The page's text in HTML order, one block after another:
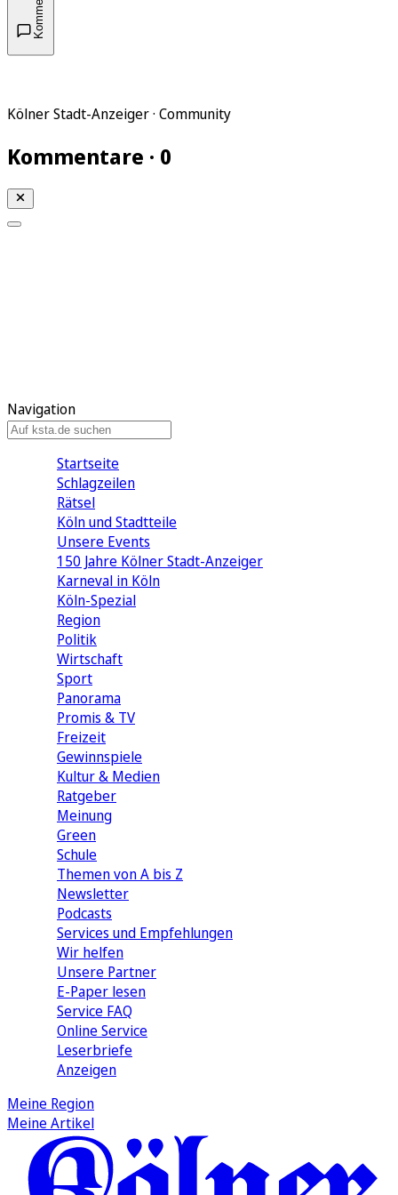
Kölner Stadt-Anzeiger · Community
Kommentare · 0
Navigation
Startseite
Schlagzeilen
Rätsel
Köln und Stadtteile
Unsere Events
150 Jahre Kölner Stadt-Anzeiger
Karneval in Köln
Köln-Spezial
Region
Politik
Wirtschaft
Sport
Panorama
Promis & TV
Freizeit
Gewinnspiele
Kultur & Medien
Ratgeber
Meinung
Green
Schule
Themen von A bis Z
Newsletter
Podcasts
Services und Empfehlungen
Wir helfen
Unsere Partner
E-Paper lesen
Service FAQ
Online Service
Leserbriefe
Anzeigen
Meine Region
Meine Artikel